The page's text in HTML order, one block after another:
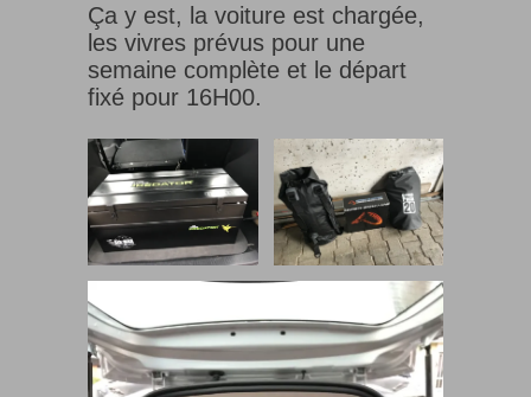
Ça y est, la voiture est chargée,
les vivres prévus pour une
semaine complète et le départ
fixé pour 16H00.